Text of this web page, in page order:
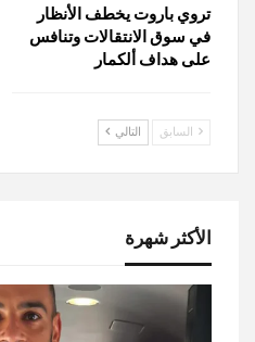
تروي باروت يخطف الأنظار
في سوق الانتقالات وتنافس
على هداف ألكمار
السابق التالي
الأكثر شهرة